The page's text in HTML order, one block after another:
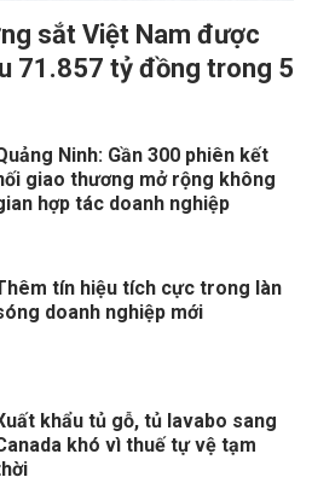
sắt Việt Nam được
71.857 tỷ đồng trong 5
Ninh: Gần 300 phiên kết
giao thương mở rộng không
hợp tác doanh nghiệp
tín hiệu tích cực trong làn
doanh nghiệp mới
khẩu tủ gỗ, tủ lavabo sang
khó vì thuế tự vệ tạm